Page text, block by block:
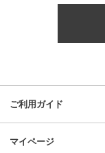
ご利用ガイド
マイページ